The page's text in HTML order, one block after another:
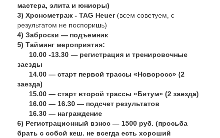
мастера, элита и юниоры)
3) Хронометраж - TAG Heuer (всем советуем, с
результатом не поспоришь)
4) Заброски — подъемник
5) Тайминг мероприятия:
10.00 -13.30 — регистрация и тренировочные
заезды
14.00 — старт первой трассы «Новоросс» (2
заезда)
15.00 — старт второй трассы «Битум» (2 заезда)
16.00 — 16.30 — подсчет результатов
16.30 — награждение
6) Регистрационный взнос — 1500 руб. (просьба
брать с собой кеш. не всегда есть хороший